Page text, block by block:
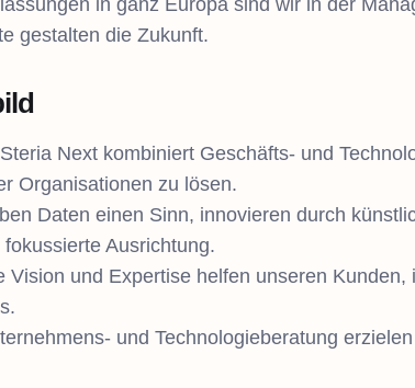
in ganz Europa sind wir in der
gestalten die Zukunft.
Next kombiniert Geschäfts- und
Organisationen zu lösen.
Daten einen Sinn, innovieren durch
fokussierte Ausrichtung.
Vision und Expertise helfen unseren
und Technologieberatung